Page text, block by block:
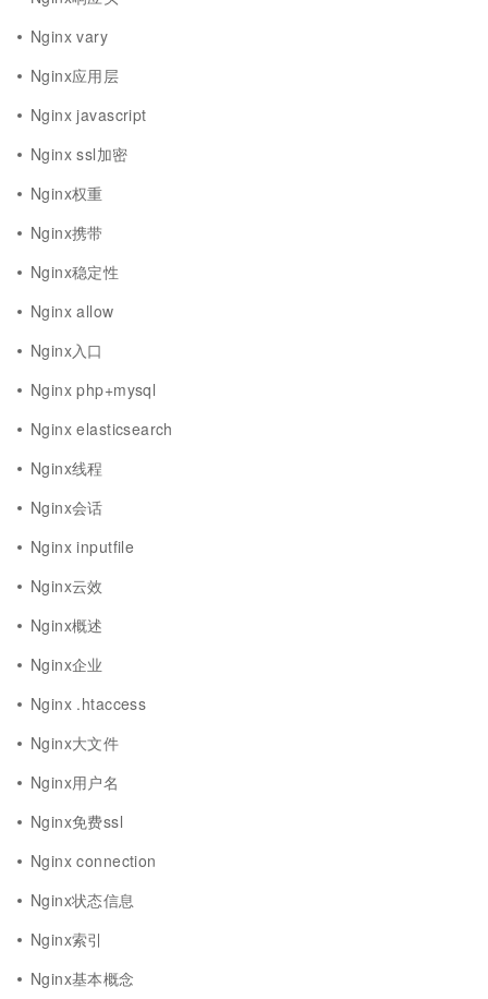
Nginx vary
Nginx应用层
Nginx javascript
Nginx ssl加密
Nginx权重
Nginx携带
Nginx稳定性
Nginx allow
Nginx入口
Nginx php+mysql
Nginx elasticsearch
Nginx线程
Nginx会话
Nginx inputfile
Nginx云效
Nginx概述
Nginx企业
Nginx .htaccess
Nginx大文件
Nginx用户名
Nginx免费ssl
Nginx connection
Nginx状态信息
Nginx索引
Nginx基本概念